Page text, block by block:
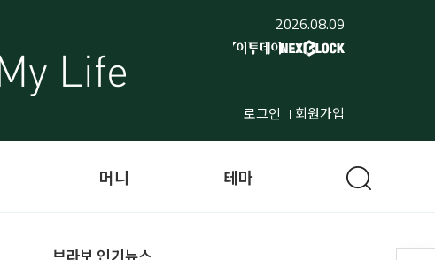
2026.08.09
로그인 회원가입
머니 테마
브라보 인기뉴스